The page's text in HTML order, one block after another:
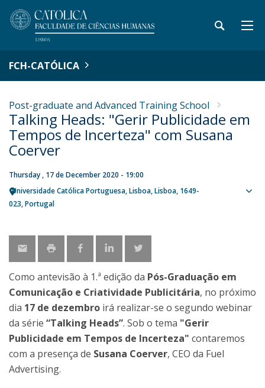
FCH-CATÓLICA
Post-graduate and Advanced Training School
Talking Heads: "Gerir Publicidade em
Tempos de Incerteza" com Susana
Coerver
Thursday , 17 de December 2020 - 19:00
Universidade Católica Portuguesa Lisboa Lisboa 1649-
023 Portugal
Como antevisão à 1.ª edição da Pós-Graduação em
Comunicação e Criatividade Publicitária, no próximo
dia 17 de dezembro irá realizar-se o segundo webinar
da série “Talking Heads”. Sob o tema "Gerir
Publicidade em Tempos de Incerteza" contaremos
com a presença de Susana Coerver, CEO da Fuel
Advertising.